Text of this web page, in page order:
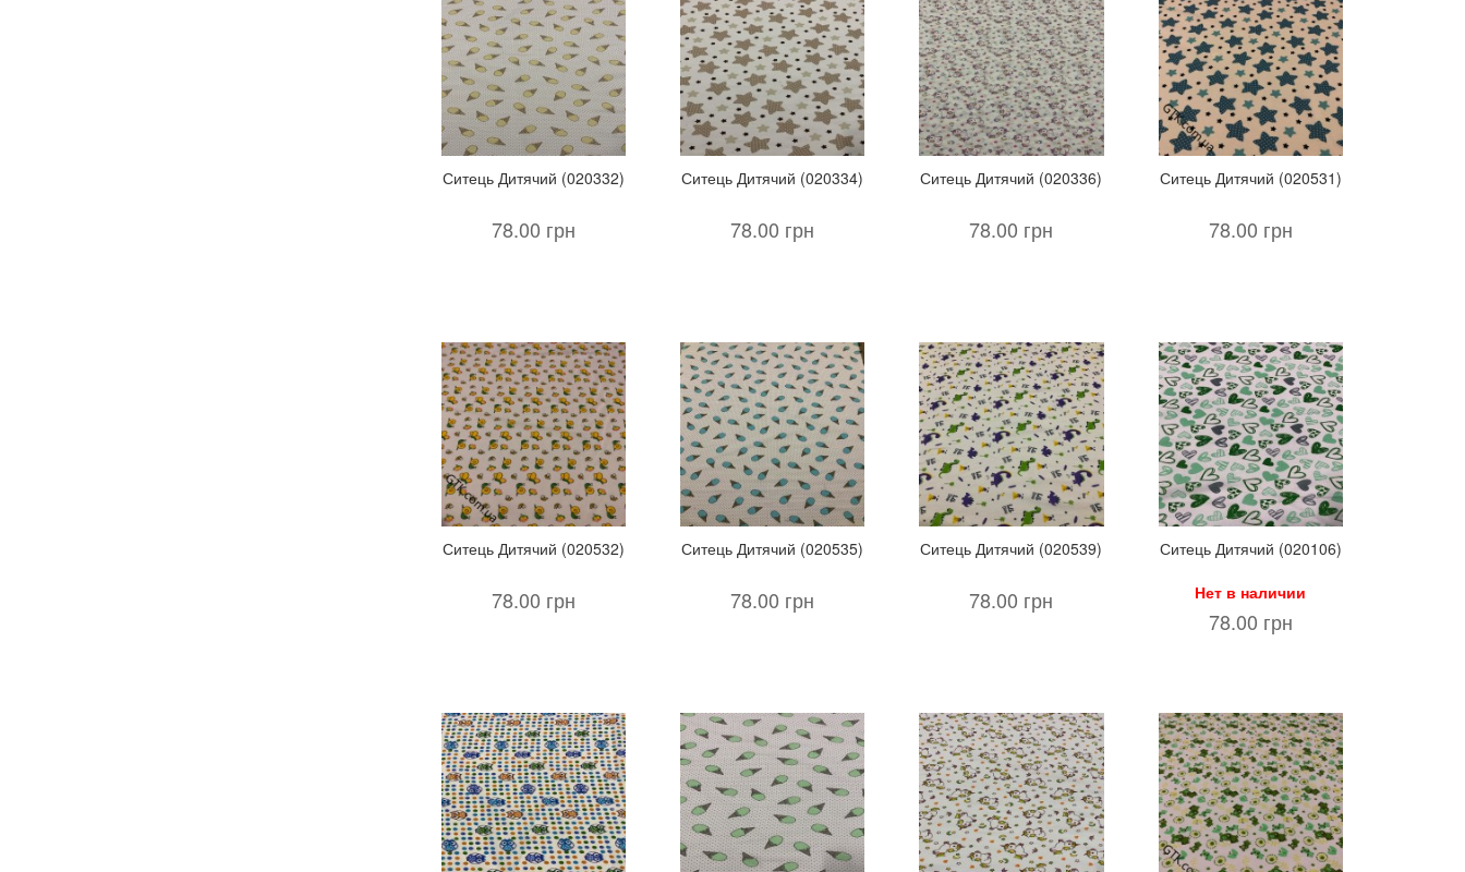
Ситець Дитячий (020332)
78.00 грн
Ситець Дитячий (020334)
78.00 грн
Ситець Дитячий (020336)
78.00 грн
Ситець Дитячий (020531)
78.00 грн
Ситець Дитячий (020532)
78.00 грн
Ситець Дитячий (020535)
78.00 грн
Ситець Дитячий (020539)
78.00 грн
Ситець Дитячий (020106)
Нет в наличии
78.00 грн